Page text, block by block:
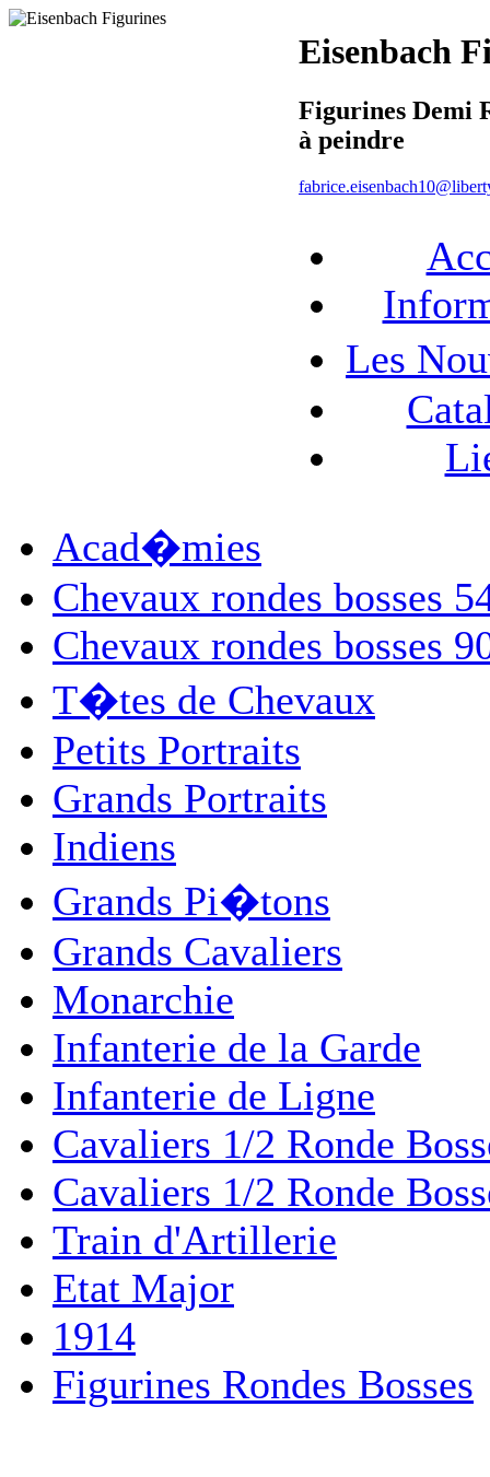
Eisenbach
Figurines Demi
à peindre
Les
Acad�mies
Chevaux rondes bosses
Chevaux rondes bosses
T�tes de Chevaux
Petits Portraits
Grands Portraits
Indiens
Grands Pi�tons
Grands Cavaliers
Monarchie
Infanterie de la Garde
Infanterie de Ligne
Cavaliers 1/2 Ronde
Cavaliers 1/2 Ronde
Train d'Artillerie
Etat Major
1914
Figurines Rondes Bosses